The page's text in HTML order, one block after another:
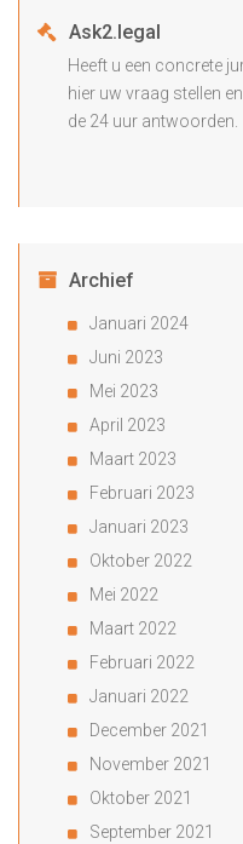
Ask2.legal
Heeft u een concrete
hier uw vraag stellen
de 24 uur antwoorden.
Archief
Januari 2024
Juni 2023
Mei 2023
April 2023
Maart 2023
Februari 2023
Januari 2023
Oktober 2022
Mei 2022
Maart 2022
Februari 2022
Januari 2022
December 2021
November 2021
Oktober 2021
September 2021